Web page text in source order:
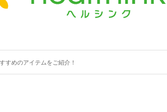
すめのアイテムをご紹介！